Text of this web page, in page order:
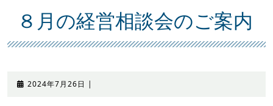
８月の経営相談会のご案内
2024年7月26日 2024
|